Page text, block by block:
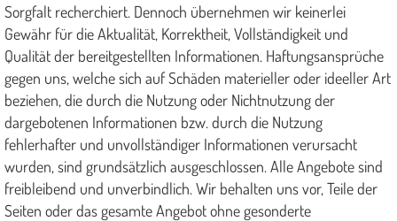
Sorgfalt recherchiert. Dennoch übernehmen wir keinerlei
Gewähr für die Aktualität, Korrektheit, Vollständigkeit und
Qualität der bereitgestellten Informationen. Haftungsansprüche
gegen uns, welche sich auf Schäden materieller oder ideeller Art
beziehen, die durch die Nutzung oder Nichtnutzung der
dargebotenen Informationen bzw. durch die Nutzung
fehlerhafter und unvollständiger Informationen verursacht
wurden, sind grundsätzlich ausgeschlossen. Alle Angebote sind
freibleibend und unverbindlich. Wir behalten uns vor, Teile der
Seiten oder das gesamte Angebot ohne gesonderte